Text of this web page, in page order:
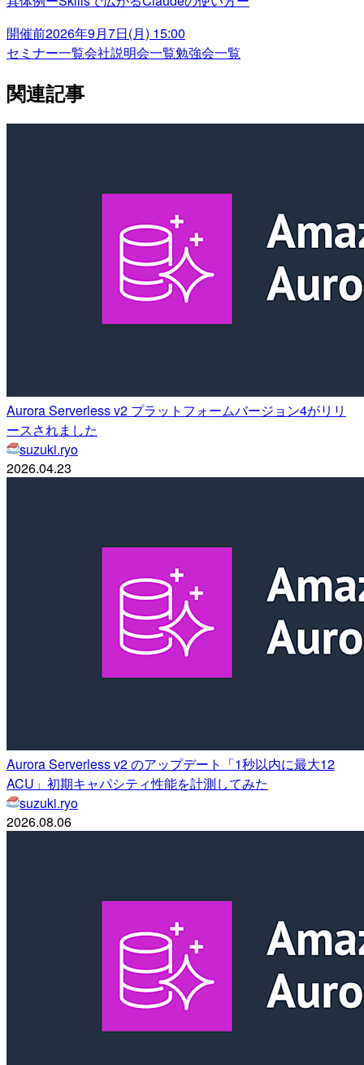
開催前2026年9月7日(月) 15:00
セミナー一覧会社説明会一覧勉強会一覧
関連記事
Aurora Serverless v2 プラットフォームバージョン4がリリ
ースされました
suzuki.ryo
2026.04.23
Aurora Serverless v2 のアップデート「1秒以内に最大12
ACU」初期キャパシティ性能を計測してみた
suzuki.ryo
2026.08.06